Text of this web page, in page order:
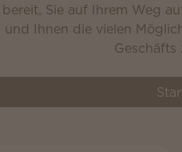
bereit, Sie auf Ihrem Weg
und Ihnen die vielen
Geschäfts